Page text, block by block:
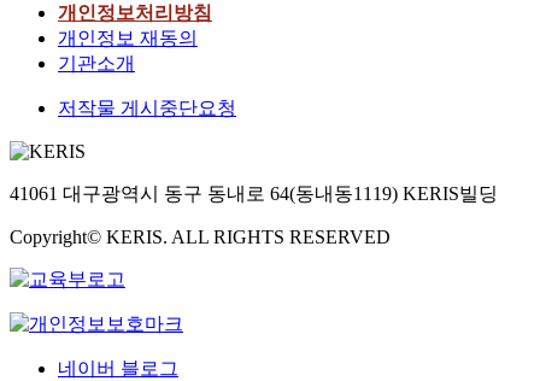
개인정보처리방침
개인정보 재동의
기관소개
저작물 게시중단요청
41061 대구광역시 동구 동내로 64(동내동1119) KERIS빌딩
Copyright© KERIS. ALL RIGHTS RESERVED
네이버 블로그